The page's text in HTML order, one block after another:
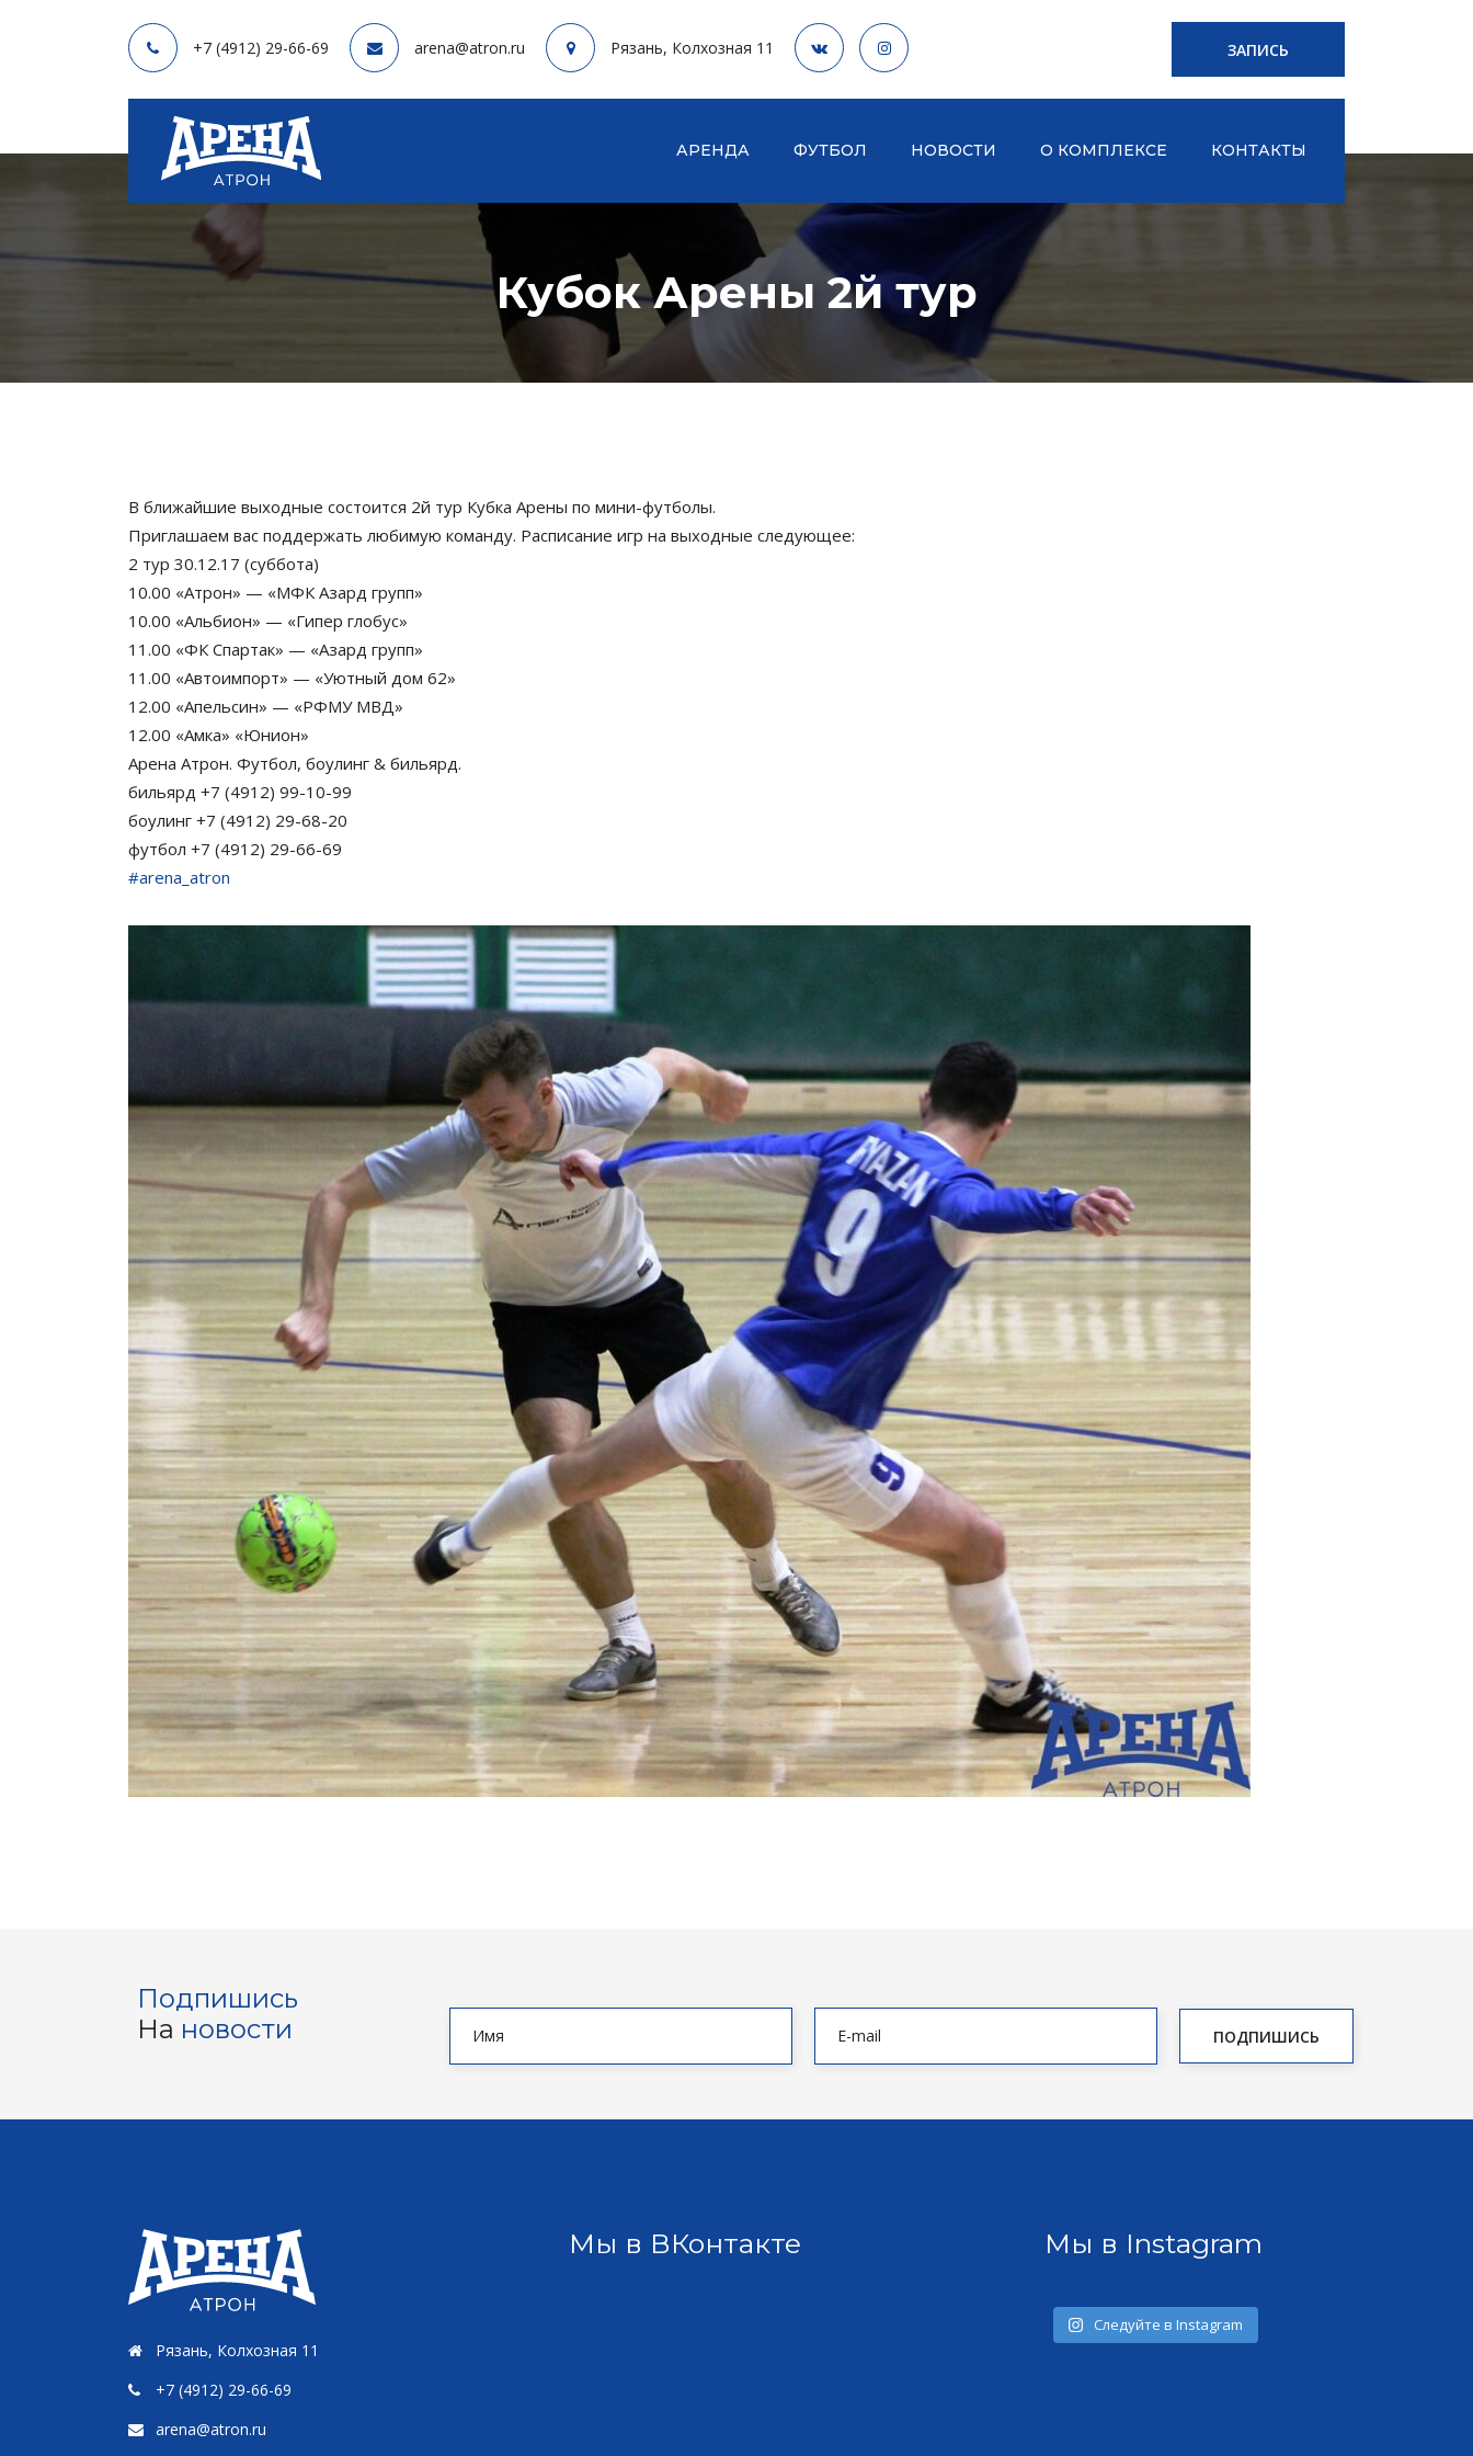
+7 (4912) 29-66-69 arena@atron.ru Рязань, Колхозная 11 ЗАПИСЬ
АРЕНДА ФУТБОЛ НОВОСТИ О КОМПЛЕКСЕ КОНТАКТЫ
Кубок Арены 2й тур
В ближайшие выходные состоится 2й тур Кубка Арены по мини-футболы.
Приглашаем вас поддержать любимую команду. Расписание игр на выходные следующее:
2 тур 30.12.17 (суббота)
10.00 «Атрон» — «МФК Азард групп»
10.00 «Альбион» — «Гипер глобус»
11.00 «ФК Спартак» — «Азард групп»
11.00 «Автоимпорт» — «Уютный дом 62»
12.00 «Апельсин» — «РФМУ МВД»
12.00 «Амка» «Юнион»
Арена Атрон. Футбол, боулинг & бильярд.
бильярд +7 (4912) 99-10-99
боулинг +7 (4912) 29-68-20
футбол +7 (4912) 29-66-69
#arena_atron
Подпишись
На новости
Рязань, Колхозная 11
+7 (4912) 29-66-69
arena@atron.ru
Мы в ВКонтакте Мы в Instagram
Следуйте в Instagram